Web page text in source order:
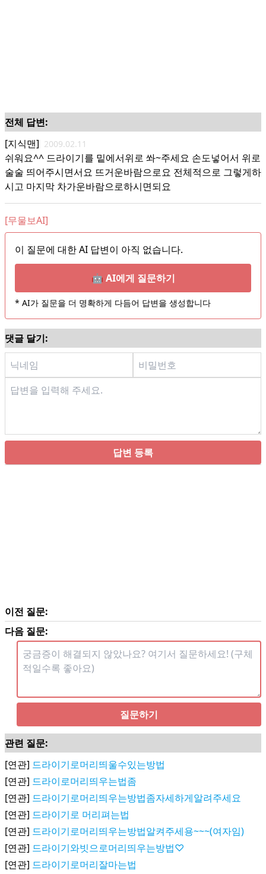
전체 답변:
[지식맨] 2009.02.11
쉬워요^^ 드라이기를 밑에서위로 쏴~주세요 손도넣어서 위로
술술 띄어주시면서요 뜨거운바람으로요 전체적으로 그렇게하
시고 마지막 차가운바람으로하시면되요
[무물보AI]
이 질문에 대한 AI 답변이 아직 없습니다.
🤖 AI에게 질문하기
* AI가 질문을 더 명확하게 다듬어 답변을 생성합니다
댓글 달기:
답변 등록
이전 질문:
다음 질문:
질문하기
관련 질문:
[연관] 드라이기로머리띄울수있는방법
[연관] 드라이로머리띄우는법좀
[연관] 드라이기로머리띄우는방법좀자세하게알려주세요
[연관] 드라이기로 머리펴는법
[연관] 드라이기로머리띄우는방법알켜주세용~~~(여자임)
[연관] 드라이기와빗으로머리띄우는방법♡
[연관] 드라이기로머리잘마는법